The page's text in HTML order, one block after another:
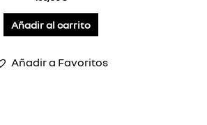
Añadir al carrito
Añadir a Favoritos